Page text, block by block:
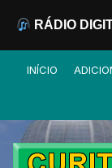
INÍCIO
RÁDIO